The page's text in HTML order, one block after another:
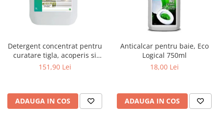
Detergent concentrat pentru
curatare tigla, acoperis si
terase, 5 L
151,90 Lei
ADAUGA IN COS
Anticalcar pentru baie, Eco
Logical 750ml
18,00 Lei
ADAUGA IN COS